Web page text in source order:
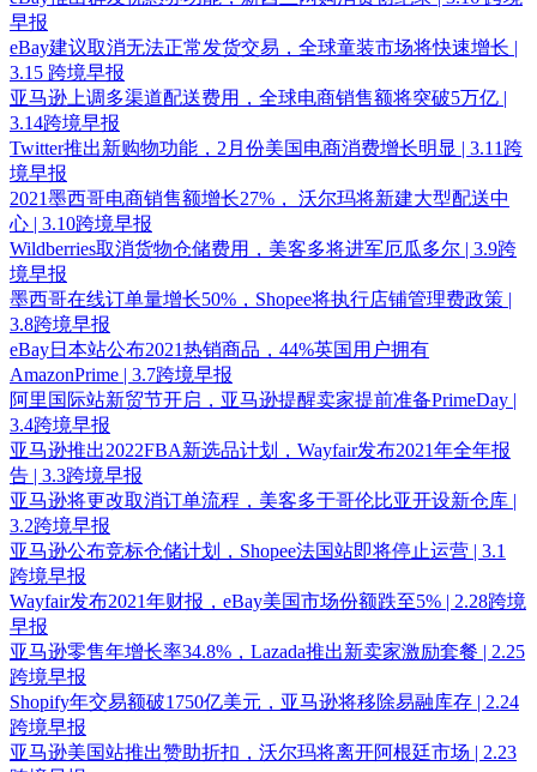
早报
eBay建议取消无法正常发货交易，全球童装市场将快速增长 |
3.15 跨境早报
亚马逊上调多渠道配送费用，全球电商销售额将突破5万亿 |
3.14跨境早报
Twitter推出新购物功能，2月份美国电商消费增长明显 | 3.11跨
境早报
2021墨西哥电商销售额增长27%， 沃尔玛将新建大型配送中
心 | 3.10跨境早报
Wildberries取消货物仓储费用，美客多将进军厄瓜多尔 | 3.9跨
境早报
墨西哥在线订单量增长50%，Shopee将执行店铺管理费政策 |
3.8跨境早报
eBay日本站公布2021热销商品，44%英国用户拥有
AmazonPrime | 3.7跨境早报
阿里国际站新贸节开启，亚马逊提醒卖家提前准备PrimeDay |
3.4跨境早报
亚马逊推出2022FBA新选品计划，Wayfair发布2021年全年报
告 | 3.3跨境早报
亚马逊将更改取消订单流程，美客多于哥伦比亚开设新仓库 |
3.2跨境早报
亚马逊公布竞标仓储计划，Shopee法国站即将停止运营 | 3.1
跨境早报
Wayfair发布2021年财报，eBay美国市场份额跌至5% | 2.28跨境
早报
亚马逊零售年增长率34.8%，Lazada推出新卖家激励套餐 | 2.25
跨境早报
Shopify年交易额破1750亿美元，亚马逊将移除易融库存 | 2.24
跨境早报
亚马逊美国站推出赞助折扣，沃尔玛将离开阿根廷市场 | 2.23